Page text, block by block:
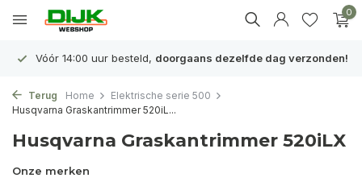
0
Vóór 14:00 uur besteld, doorgaans dezelfde dag verzonden!
Terug Home
Elektrische serie 500
Husqvarna Graskantrimmer 520iL...
Husqvarna Graskantrimmer 520iLX
Onze merken